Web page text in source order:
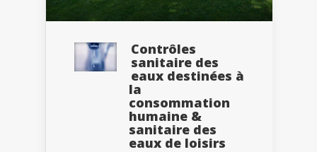
Contrôles
sanitaire des
eaux destinées à
la
consommation
humaine &
sanitaire des
eaux de loisirs